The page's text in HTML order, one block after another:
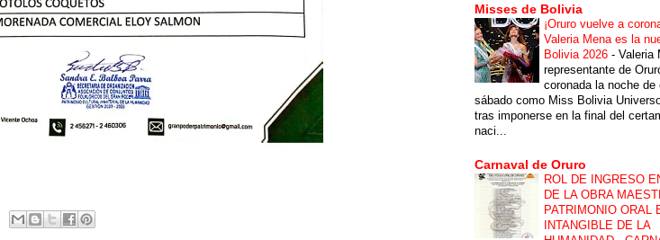
Misses de Bolivia
¡Oruro vuelve a
Valeria Mena es la
Bolivia 2026 - Valeria
representante de
coronada la noche de
sábado como Miss Bolivia
tras imponerse en la final del
naci...
Carnaval de Oruro
ROL DE INGRESO
DE LA OBRA
PATRIMONIO ORAL
INTANGIBLE DE LA